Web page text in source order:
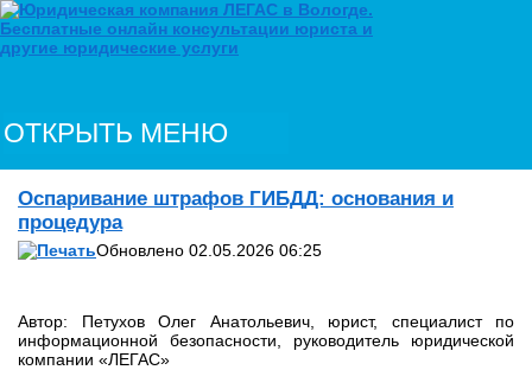
ОТКРЫТЬ МЕНЮ
Оспаривание штрафов ГИБДД: основания и
процедура
Обновлено 02.05.2026 06:25
Автор: Петухов Олег Анатольевич, юрист, специалист по
информационной безопасности, руководитель юридической
компании «ЛЕГАС»